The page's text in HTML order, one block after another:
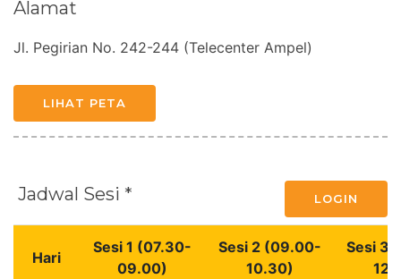
Alamat
Jl. Pegirian No. 242-244 (Telecenter Ampel)
LIHAT PETA
Jadwal Sesi * LOGIN
Hari
Sesi 1 (07.30-
09.00)
Sesi 2 (09.00-
10.30)
Sesi 3